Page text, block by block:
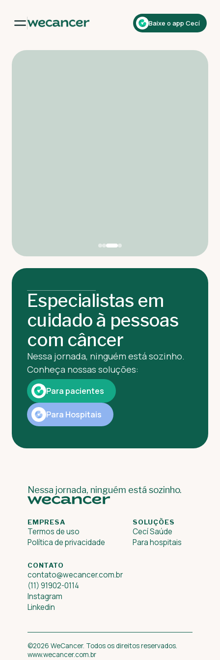
Baixe o app Cecí
Especialistas em
cuidado à pessoas
com câncer
Nessa jornada, ninguém está sozinho.
Conheça nossas soluções:
Para pacientes
Para Hospitais
Nessa jornada, ninguém está sozinho.
EMPRESA
Termos de uso
Política de privacidade
SOLUÇÕES
Cecí Saúde
Para hospitais
CONTATO
contato@wecancer.com.br
(11) 91902-0114
Instagram
Linkedin
©2026 WeCancer. Todos os direitos reservados.
www.wecancer.com.br